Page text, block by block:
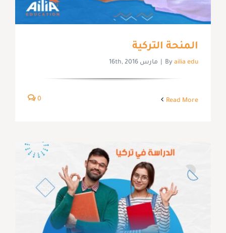
المنحة التركية
Byailia edu مارس 16th, 2016
Read More
0